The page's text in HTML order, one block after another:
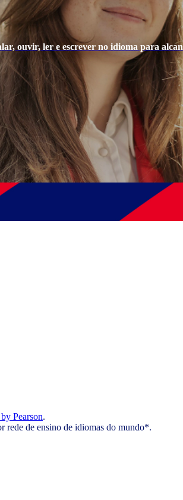
ouvir, ler e escrever no idioma para
Pearson.
rede de ensino de idiomas do mundo*.